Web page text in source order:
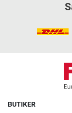
BUTIKER